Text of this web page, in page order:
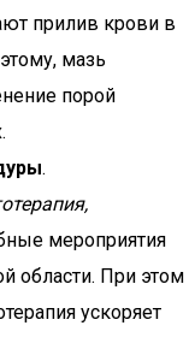
прилив крови в
мазь
порой
.
мероприятия
области. При этом
ускоряет